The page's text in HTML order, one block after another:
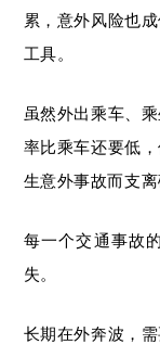
累，意外风险也
工具。
虽然外出乘车、
率比乘车还要低，
生意外事故而支离
每一个交通事故
失。
长期在外奔波，